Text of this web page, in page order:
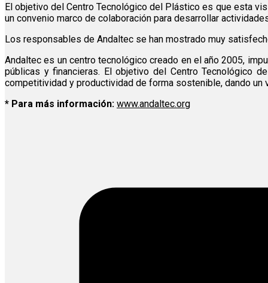
El objetivo del Centro Tecnológico del Plástico es que esta
un convenio marco de colaboración para desarrollar
Los responsables de Andaltec se han mostrado muy
Andaltec es un centro tecnológico creado en el año 2005,
públicas y financieras. El objetivo del Centro Tecnológico
competitividad y productividad de forma sostenible, dando un
* Para más información: www.andaltec.org